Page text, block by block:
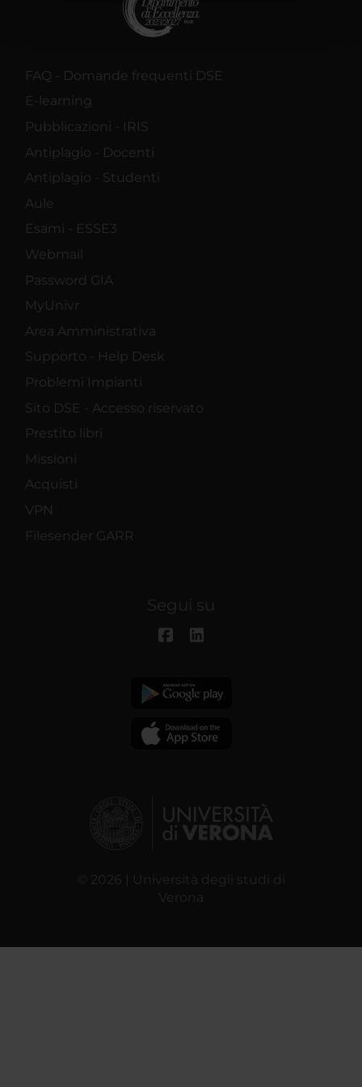
pubblicità e social media, i quali potrebbero combinarle
con altre informazioni che hai fornito loro o che hanno
FAQ - Domande frequenti DSE
E-learning
Pubblicazioni - IRIS
Antiplagio - Docenti
Antiplagio - Studenti
Aule
Esami - ESSE3
Webmail
Password GIA
MyUnivr
Area Amministrativa
Supporto - Help Desk
Problemi Impianti
Sito DSE - Accesso riservato
Prestito libri
Missioni
Acquisti
VPN
Filesender GARR
Segui su
© 2026 | Università degli studi di
Verona